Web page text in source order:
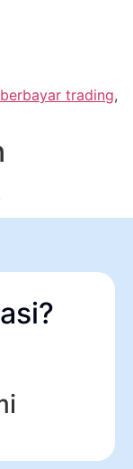
trading,